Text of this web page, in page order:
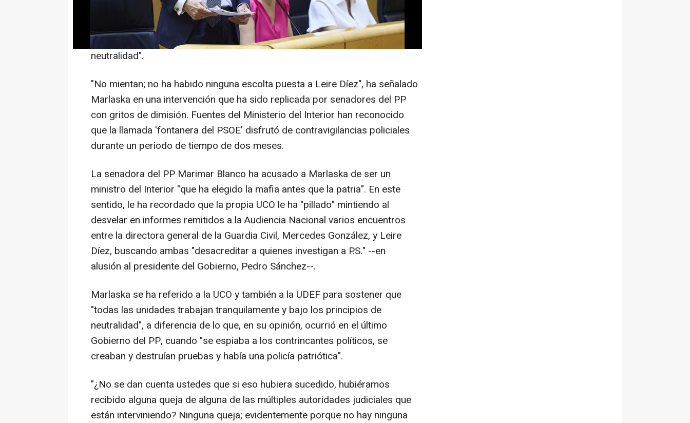
intromisiones políticas en las investigaciones desarrolladas por la Unidad
Central Operativa (UCO) de la Guardia Civil, ya que ahora se garantiza que
"todas las unidades trabajen tranquilamente y bajo los principios de
neutralidad".
"No mientan; no ha habido ninguna escolta puesta a Leire Díez", ha señalado
Marlaska en una intervención que ha sido replicada por senadores del PP
con gritos de dimisión. Fuentes del Ministerio del Interior han reconocido
que la llamada 'fontanera del PSOE' disfrutó de contravigilancias policiales
durante un periodo de tiempo de dos meses.
La senadora del PP Marimar Blanco ha acusado a Marlaska de ser un
ministro del Interior "que ha elegido la mafia antes que la patria". En este
sentido, le ha recordado que la propia UCO le ha "pillado" mintiendo al
desvelar en informes remitidos a la Audiencia Nacional varios encuentros
entre la directora general de la Guardia Civil, Mercedes González, y Leire
Díez, buscando ambas "desacreditar a quienes investigan a P.S." --en
alusión al presidente del Gobierno, Pedro Sánchez--.
Marlaska se ha referido a la UCO y también a la UDEF para sostener que
"todas las unidades trabajan tranquilamente y bajo los principios de
neutralidad", a diferencia de lo que, en su opinión, ocurrió en el último
Gobierno del PP, cuando "se espiaba a los contrincantes políticos, se
creaban y destruían pruebas y había una policía patriótica".
"¿No se dan cuenta ustedes que si eso hubiera sucedido, hubiéramos
recibido alguna queja de alguna de las múltiples autoridades judiciales que
están interviniendo? Ninguna queja; evidentemente porque no hay ninguna